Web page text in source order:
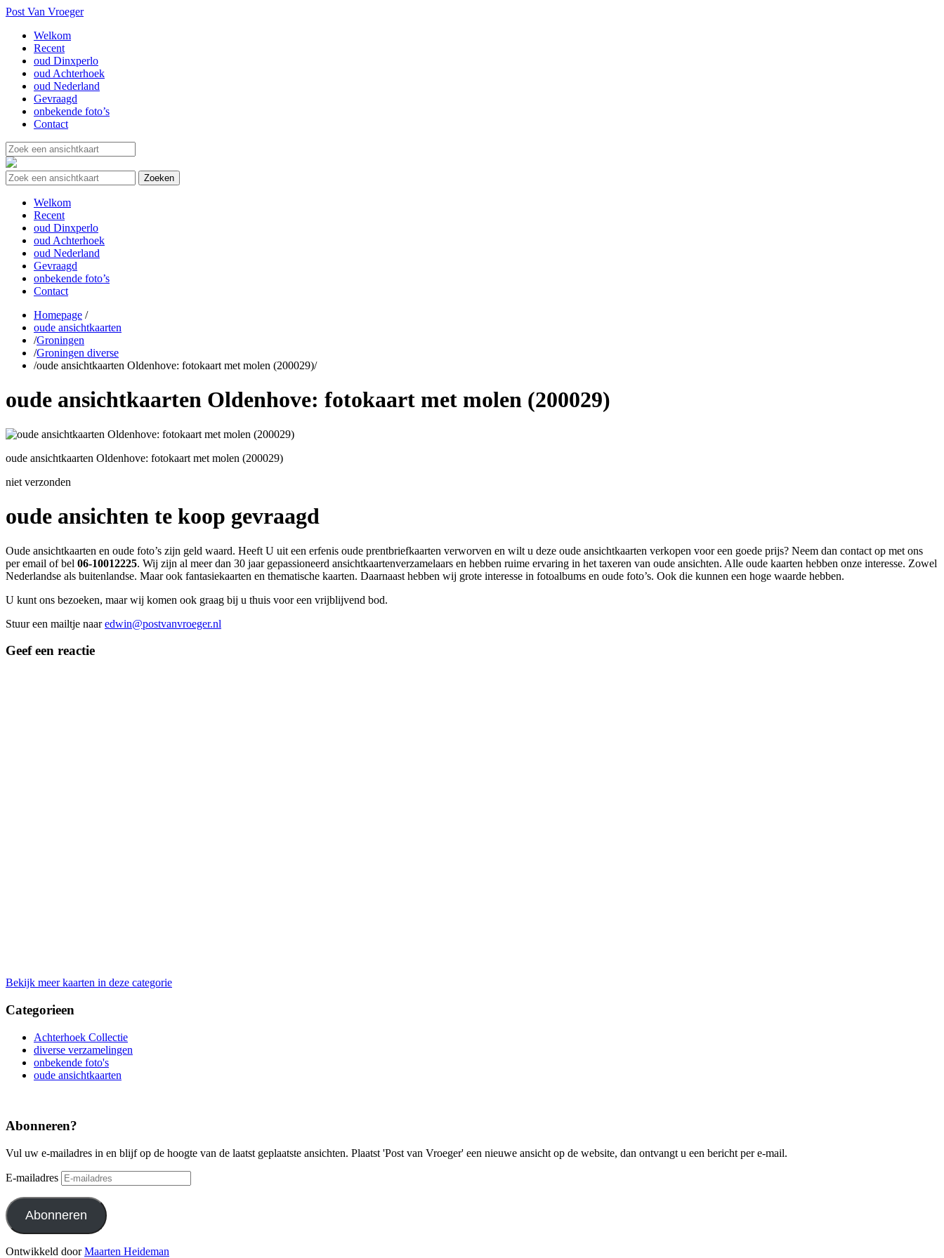
Post Van Vroeger
Welkom
Recent
oud Dinxperlo
oud Achterhoek
oud Nederland
Gevraagd
onbekende foto’s
Contact
Welkom
Recent
oud Dinxperlo
oud Achterhoek
oud Nederland
Gevraagd
onbekende foto’s
Contact
Homepage /
oude ansichtkaarten
/Groningen
/Groningen diverse
/oude ansichtkaarten Oldenhove: fotokaart met molen (200029)/
oude ansichtkaarten Oldenhove: fotokaart met molen (200029)
oude ansichtkaarten Oldenhove: fotokaart met molen (200029)
niet verzonden
oude ansichten te koop gevraagd
Oude ansichtkaarten en oude foto’s zijn geld waard. Heeft U uit een erfenis oude prentbriefkaarten verworven en wilt u deze oude ansichtkaarten verkopen voor een goede prijs? Neem dan contact op met ons
per email of bel 06-10012225. Wij zijn al meer dan 30 jaar gepassioneerd ansichtkaartenverzamelaars en hebben ruime ervaring in het taxeren van oude ansichten. Alle oude kaarten hebben onze interesse. Zowel
Nederlandse als buitenlandse. Maar ook fantasiekaarten en thematische kaarten. Daarnaast hebben wij grote interesse in fotoalbums en oude foto’s. Ook die kunnen een hoge waarde hebben.
U kunt ons bezoeken, maar wij komen ook graag bij u thuis voor een vrijblijvend bod.
Stuur een mailtje naaredwin@postvanvroeger.nl
Geef een reactie
Bekijk meer kaarten in deze categorie
Categorieen
Achterhoek Collectie
diverse verzamelingen
onbekende foto's
oude ansichtkaarten
Abonneren?
Vul uw e-mailadres in en blijf op de hoogte van de laatst geplaatste ansichten. Plaatst 'Post van Vroeger' een nieuwe ansicht op de website, dan ontvangt u een bericht per e-mail.
E-mailadres
Abonneren
Ontwikkeld doorMaarten Heideman